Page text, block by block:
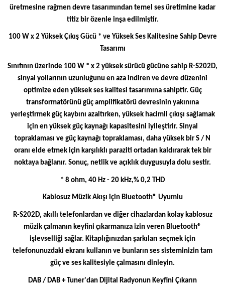
üretmesine rağmen devre tasarımından temel ses üretimine kadar
titiz bir özenle inşa edilmiştir.
100 W x 2 Yüksek Çıkış Gücü * ve Yüksek Ses Kalitesine Sahip Devre
Tasarımı
Sınıfının üzerinde 100 W * x 2 yüksek sürücü gücüne sahip R-S202D,
sinyal yollarının uzunluğunu en aza indiren ve devre düzenini
optimize eden yüksek ses kalitesi tasarımına sahiptir. Güç
transformatörünü güç amplifikatörü devresinin yakınına
yerleştirmek güç kaybını azaltırken, yüksek hacimli çıkışı sağlamak
için en yüksek güç kaynağı kapasitesini iyileştirir. Sinyal
topraklaması ve güç kaynağı topraklaması, daha yüksek bir S / N
oranı elde etmek için karşılıklı paraziti ortadan kaldırarak tek bir
noktaya bağlanır. Sonuç, netlik ve açıklık duygusuyla dolu sestir.
* 8 ohm, 40 Hz - 20 kHz,% 0,2 THD
Kablosuz Müzik Akışı için Bluetooth® Uyumlu
R-S202D, akıllı telefonlardan ve diğer cihazlardan kolay kablosuz
müzik çalmanın keyfini çıkarmanıza izin veren Bluetooth®
işlevselliği sağlar. Kitaplığınızdan şarkıları seçmek için
telefonunuzdaki ekranı kullanın ve bunların ses sisteminizin tam
güç ve ses kalitesiyle çalmasını dinleyin.
DAB / DAB + Tuner'dan Dijital Radyonun Keyfini Çıkarın